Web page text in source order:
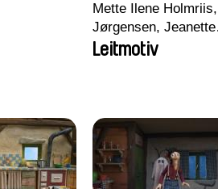
Mette Ilene
Jørgensen, Jeanette
Nørgaard, Marie
Leitmotiv